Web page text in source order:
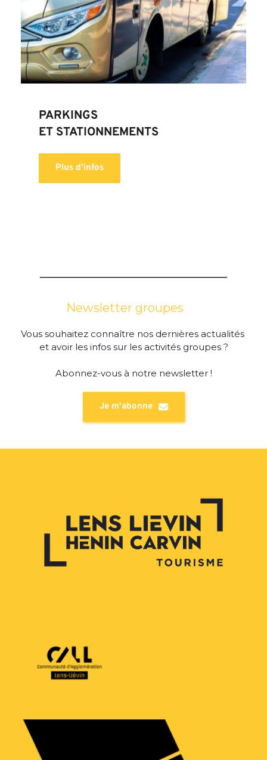
PARKINGS
ET STATIONNEMENTS
Plus d'infos
Newsletter groupes
et avoir les infos sur les activités groupes ?
Abonnez-vous à notre newsletter !
Je m'abonne